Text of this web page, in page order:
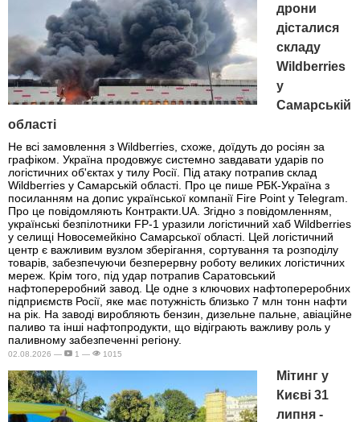
дрони
дісталися
складу
Wildberries
у
Самарській
області
Не всі замовлення з Wildberries, схоже, доїдуть до росіян за
графіком. Україна продовжує системно завдавати ударів по
логістичних об'єктах у тилу Росії. Під атаку потрапив склад
Wildberries у Самарській області. Про це пише РБК-Україна з
посиланням на допис української компанії Fire Point у Telegram.
Про це повідомляють Контракти.UA. Згідно з повідомленням,
українські безпілотники FP-1 уразили логістичний хаб Wildberries
у селищі Новосемейкіно Самарської області. Цей логістичний
центр є важливим вузлом зберігання, сортування та розподілу
товарів, забезпечуючи безперервну роботу великих логістичних
мереж. Крім того, під удар потрапив Саратовський
нафтопереробний завод. Це одне з ключових нафтопереробних
підприємств Росії, яке має потужність близько 7 млн тонн нафти
на рік. На заводі виробляють бензин, дизельне пальне, авіаційне
паливо та інші нафтопродукти, що відіграють важливу роль у
паливному забезпеченні регіону.
02.08.2026 — 1 — 1015
Мітинг у
Києві 31
липня -